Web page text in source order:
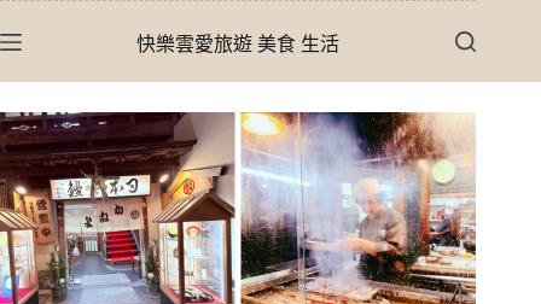
至
內
容
快樂雲愛旅遊 美食 生活